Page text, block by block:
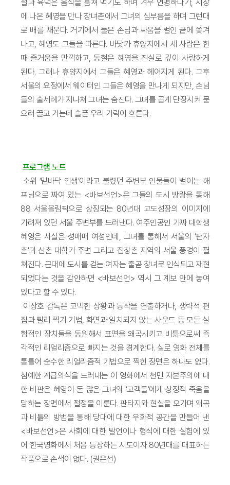
철과 육덕은 음식을 훔쳐 먹기도 하며 겨우 연명하다가, 시장
에 나온 혜영을 만나 창녀촌에서 그녀의 심부름을 하며 그런대
로 배를 채운다. 거기에서 둘은 손님과 싸움을 벌인 끝에 쫓겨
나고, 혜영도 그들을 따른다. 바닷가 휴양지에서 세 사람은 한
때 즐거움을 만끽하고, 동철은 혜영을 진실로 깊이 사랑하게
된다. 그러나 휴양지에서 그들은 혜영과 헤어지게 된다. 그후
서울의 요정에서 웨이터인 그들은 혜영을 만나게 되지만, 손님
들의 술세례가 지나쳐 그녀는 숨진다. 그녀를 곱게 단장시켜 묻
으러 끌고 가는데 슬픈 우리 가락이 흐른다.
프로그램 노트
소위 ‘밑바닥 인생’이라고 불렸던 주변부 인물들이 벌이는 해
프닝으로 짜여 있는 <바보선언>은 그들의 도시 방랑을 통해
88 서울올림픽으로 상징되는 80년대 고도성장의 이미지에
가려져 있던 서울 주변부를 드러낸다. 여주인공인 가짜 대학생
혜영은 사실은 성매매 여성인데, 그녀를 통해서 서울의 ‘판자
촌’과 신촌 대학가 주변 그리고 집창촌 지역의 서울 풍경이 펼
쳐진다. 근대에 도시를 걷는 여자는 줄곧 창녀로 인식되고 재현
되었다는 것을 감안하면 <바보선언> 역시 그 계보 안에 놓여
있다고 할 수 있다.
이장호 감독은 코믹한 상황과 동작을 연출하거나, 생략적 편
집과 빨리 찍기 기법, 화면과 일치되지 않는 사운드 등 모든 실
험적인 장치들을 동원해서 표면을 왜곡시키고 비틂으로써 즉
각적인 리얼리즘으로 빠지는 것을 경계한다. 실로 영화 전체를
통틀어 순수한 리얼리즘적 기법으로 찍힌 장면은 하나도 없다.
첨예한 계급의식을 드러내는 이 영화에서 천민 자본주의에 대
한 비판은 혜영이 돈 많은 그녀의 ‘고객들’에게 상징적 죽음을
당하는 장면에서 절정을 이룬다. 판타지와 현실을 오가며 왜곡
과 비틂의 방법을 통해 당대에 대한 우화적 공간을 만들어 낸
<바보선언>은 사회에 대한 발언이나 형식에 대한 실험에 있
어 한국영화에서 처음 등장하는 시도이자 80년대를 대표하는
작품으로 손색이 없다. (권은선)